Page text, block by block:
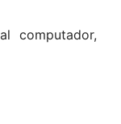
computador,